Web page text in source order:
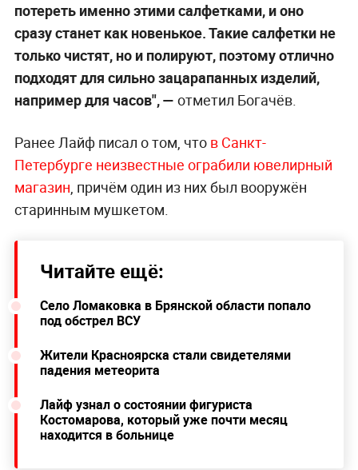
потереть именно этими салфетками, и оно
сразу станет как новенькое. Такие салфетки не
только чистят, но и полируют, поэтому отлично
подходят для сильно зацарапанных изделий,
например для часов", — отметил Богачёв.
Ранее Лайф писал о том, что в Санкт-
Петербурге неизвестные ограбили ювелирный
магазин, причём один из них был вооружён
старинным мушкетом.
Читайте ещё:
Село Ломаковка в Брянской области попало
под обстрел ВСУ
Жители Красноярска стали свидетелями
падения метеорита
Лайф узнал о состоянии фигуриста
Костомарова, который уже почти месяц
находится в больнице